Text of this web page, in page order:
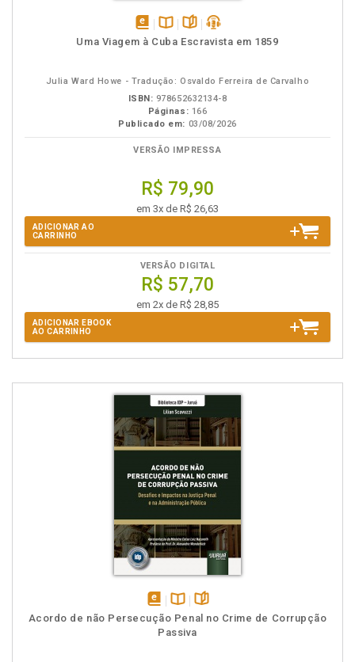
disponívelDisponível
páginaspodcast
Uma Viagem à Cuba Escravista em 1859
Julia Ward Howe - Tradução: Osvaldo Ferreira de Carvalho
ISBN: 978652632134-8
Páginas: 166
Publicado em: 03/08/2026
VERSÃO IMPRESSA
R$ 79,90
em 3x de R$ 26,63
ADICIONAR AO
CARRINHO
VERSÃO DIGITAL
R$ 57,70
em 2x de R$ 28,85
ADICIONAR EBOOK
AO CARRINHO
disponível
em
Disponível
na
páginas
Acordo de não Persecução Penal no Crime de Corrupção
Passiva